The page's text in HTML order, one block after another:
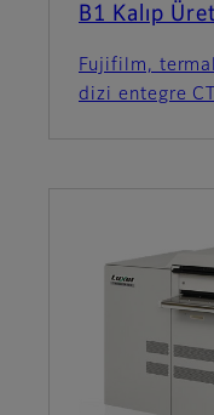
B1 Kalıp
Fujifilm,
dizi entegre